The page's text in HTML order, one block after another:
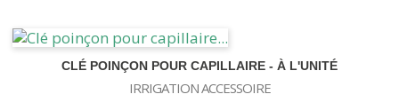
CLÉ POINÇON POUR CAPILLAIRE - À L'UNITÉ
IRRIGATION ACCESSOIRE